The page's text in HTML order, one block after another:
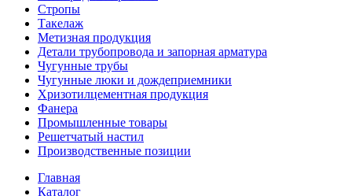
Стропы
Такелаж
Метизная продукция
Детали трубопровода и запорная арматура
Чугунные трубы
Чугунные люки и дождеприемники
Хризотилцементная продукция
Фанера
Промышленные товары
Решетчатый настил
Производственные позиции
Главная
Каталог